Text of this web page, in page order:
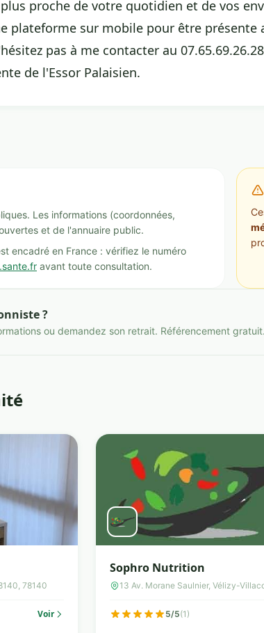
proche de votre quotidien et de vos
plateforme sur mobile pour être présente
pas à me contacter au
de l'Essor Palaisien.
Les informations (coordonnées,
et de l'annuaire public.
encadré en France : vérifiez le numéro
avant toute consultation.
?
ou demandez son retrait. Référencement gratuit.
78140
Voir
Sophro Nutrition
13 Av. Morane Saulnier, Vélizy-
5/5(1)